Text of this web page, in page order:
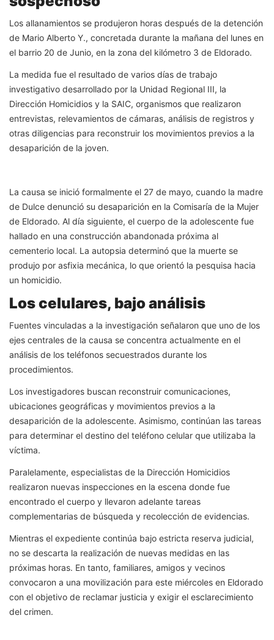
Los allanamientos se produjeron horas después de la detención
de Mario Alberto Y., concretada durante la mañana del lunes en
el barrio 20 de Junio, en la zona del kilómetro 3 de Eldorado.
La medida fue el resultado de varios días de trabajo
investigativo desarrollado por la Unidad Regional III, la
Dirección Homicidios y la SAIC, organismos que realizaron
entrevistas, relevamientos de cámaras, análisis de registros y
otras diligencias para reconstruir los movimientos previos a la
desaparición de la joven.
La causa se inició formalmente el 27 de mayo, cuando la madre
de Dulce denunció su desaparición en la Comisaría de la Mujer
de Eldorado. Al día siguiente, el cuerpo de la adolescente fue
hallado en una construcción abandonada próxima al
cementerio local. La autopsia determinó que la muerte se
produjo por asfixia mecánica, lo que orientó la pesquisa hacia
un homicidio.
Los celulares, bajo análisis
Fuentes vinculadas a la investigación señalaron que uno de los
ejes centrales de la causa se concentra actualmente en el
análisis de los teléfonos secuestrados durante los
procedimientos.
Los investigadores buscan reconstruir comunicaciones,
ubicaciones geográficas y movimientos previos a la
desaparición de la adolescente. Asimismo, continúan las tareas
para determinar el destino del teléfono celular que utilizaba la
víctima.
Paralelamente, especialistas de la Dirección Homicidios
realizaron nuevas inspecciones en la escena donde fue
encontrado el cuerpo y llevaron adelante tareas
complementarias de búsqueda y recolección de evidencias.
Mientras el expediente continúa bajo estricta reserva judicial,
no se descarta la realización de nuevas medidas en las
próximas horas. En tanto, familiares, amigos y vecinos
convocaron a una movilización para este miércoles en Eldorado
con el objetivo de reclamar justicia y exigir el esclarecimiento
del crimen.